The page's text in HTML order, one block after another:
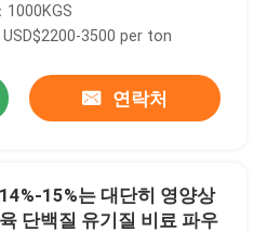
1000KGS
USD$2200-3500 per ton
연락처
15%는 대단히 영양상
단백질 유기질 비료 파우